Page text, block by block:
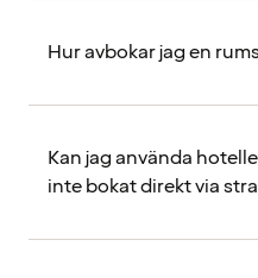
Hur avbokar jag en
Kan jag använda
inte bokat direkt via